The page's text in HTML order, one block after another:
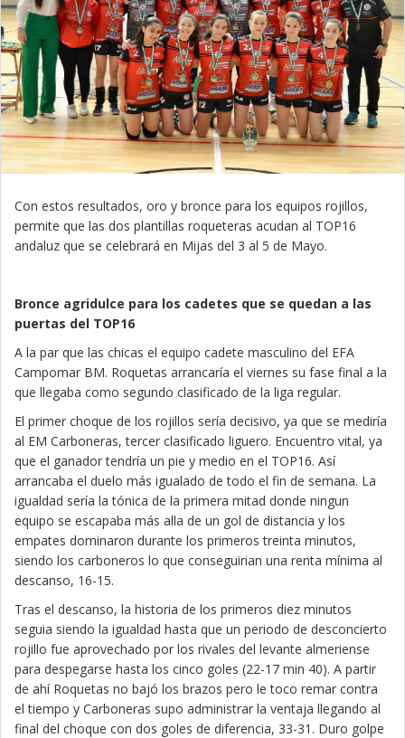
Con estos resultados, oro y bronce para los equipos rojillos,
permite que las dos plantillas roqueteras acudan al TOP16
andaluz que se celebrará en Mijas del 3 al 5 de Mayo.
Bronce agridulce para los cadetes que se quedan a las
puertas del TOP16
A la par que las chicas el equipo cadete masculino del EFA
Campomar BM. Roquetas arrancaría el viernes su fase final a la
que llegaba como segundo clasificado de la liga regular.
El primer choque de los rojillos sería decisivo, ya que se mediría
al EM Carboneras, tercer clasificado liguero. Encuentro vital, ya
que el ganador tendría un pie y medio en el TOP16. Así
arrancaba el duelo más igualado de todo el fin de semana. La
igualdad sería la tónica de la primera mitad donde ningun
equipo se escapaba más alla de un gol de distancia y los
empates dominaron durante los primeros treinta minutos,
siendo los carboneros lo que conseguirian una renta mínima al
descanso, 16-15.
Tras el descanso, la historia de los primeros diez minutos
seguia siendo la igualdad hasta que un periodo de desconcierto
rojillo fue aprovechado por los rivales del levante almeriense
para despegarse hasta los cinco goles (22-17 min 40). A partir
de ahí Roquetas no bajó los brazos pero le toco remar contra
el tiempo y Carboneras supo administrar la ventaja llegando al
final del choque con dos goles de diferencia, 33-31. Duro golpe